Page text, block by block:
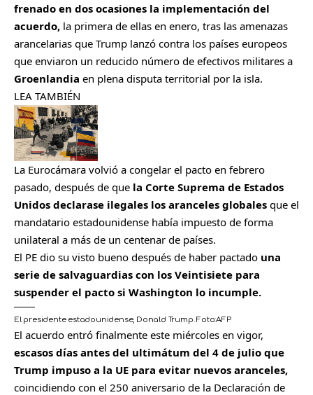
frenado en dos ocasiones la implementación del
acuerdo, la primera de ellas en enero, tras las amenazas
arancelarias que Trump lanzó contra los países europeos
que enviaron un reducido número de efectivos militares a
Groenlandia en plena disputa territorial por la isla.
LEA TAMBIÉN
La Eurocámara volvió a congelar el pacto en febrero
pasado, después de que la Corte Suprema de Estados
Unidos declarase ilegales los aranceles globales que el
mandatario estadounidense había impuesto de forma
unilateral a más de un centenar de países.
El PE dio su visto bueno después de haber pactado una
serie de salvaguardias con los Veintisiete para
suspender el pacto si Washington lo incumple.
El presidente estadounidense, Donald Trump. Foto:AFP
El acuerdo entró finalmente este miércoles en vigor,
escasos días antes del ultimátum del 4 de julio que
Trump impuso a la UE para evitar nuevos aranceles,
coincidiendo con el 250 aniversario de la Declaración de